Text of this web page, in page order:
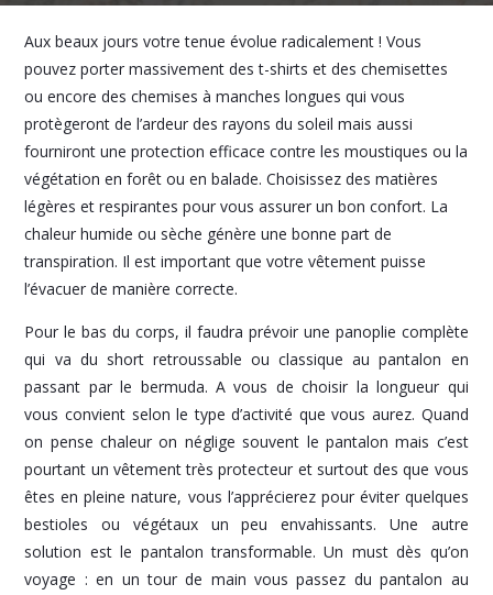
Aux beaux jours votre tenue évolue radicalement ! Vous
pouvez porter massivement des t-shirts et des chemisettes
ou encore des chemises à manches longues qui vous
protègeront de l’ardeur des rayons du soleil mais aussi
fourniront une protection efficace contre les moustiques ou la
végétation en forêt ou en balade. Choisissez des matières
légères et respirantes pour vous assurer un bon confort. La
chaleur humide ou sèche génère une bonne part de
transpiration. Il est important que votre vêtement puisse
l’évacuer de manière correcte.
Pour le bas du corps, il faudra prévoir une panoplie complète
qui va du short retroussable ou classique au pantalon en
passant par le bermuda. A vous de choisir la longueur qui
vous convient selon le type d’activité que vous aurez. Quand
on pense chaleur on néglige souvent le pantalon mais c’est
pourtant un vêtement très protecteur et surtout des que vous
êtes en pleine nature, vous l’apprécierez pour éviter quelques
bestioles ou végétaux un peu envahissants. Une autre
solution est le pantalon transformable. Un must dès qu’on
voyage : en un tour de main vous passez du pantalon au